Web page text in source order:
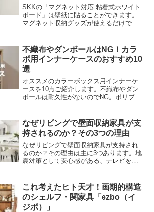
SKKの「マグネット対応 粘着式ホワイト
ボード」は壁紙に貼ることができます。
マグネット収納グッズが使えるだけでな
グネット収納ができます。おまけにフィ
ルムフックや吸盤も使えます。
不織布やダンボールはNG！カラ
ボ用インナーケースのおすすめ10
選
オススメのカラーボックス用インナーケ
ースを10点ご紹介します。不織布やダン
ボールは耐久性がないのでNG。ポリプロ
スメです。無印良品の「ポリプロピレン
小物収納ケース ワイド」も良いでしょ
う。
なぜリビングで壁面収納家具が支
持されるのか？その3つの理由
なぜリビングで壁面収納家具が支持され
るのか？その理由は主に3つあります。地
震対策として安心感がある、テレビを中
これ考えたヒト天才！画期的構造
のシェルフ・関家具「ezbo（イ
ジボ）」